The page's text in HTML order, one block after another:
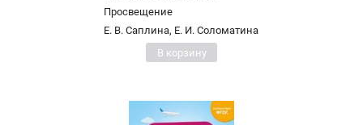
Просвещение
Е. В. Саплина, Е. И. Соломатина
В корзину